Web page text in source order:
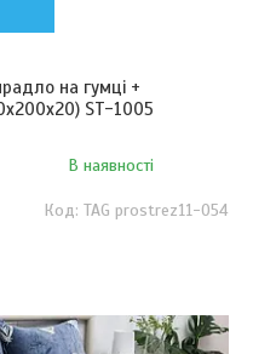
на гумці +
ST-1005
В наявності
TAG prostrez11-054